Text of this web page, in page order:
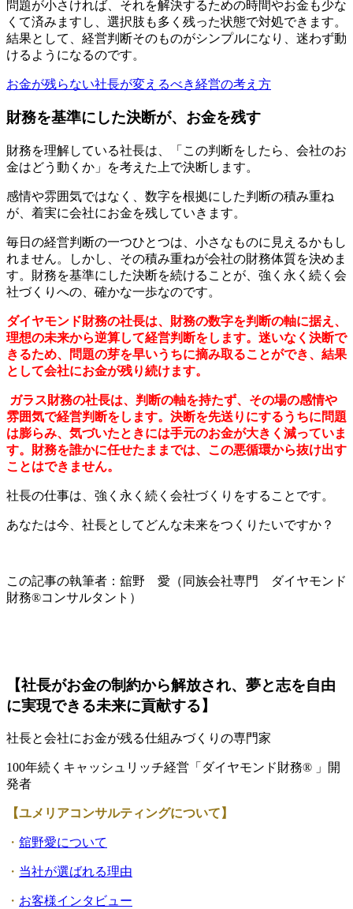
問題が小さければ、それを解決するための時間やお金も少な
くて済みますし、選択肢も多く残った状態で対処できます。
結果として、経営判断そのものがシンプルになり、迷わず動
けるようになるのです。
お金が残らない社長が変えるべき経営の考え方
財務を基準にした決断が、お金を残す
財務を理解している社長は、「この判断をしたら、会社のお
金はどう動くか」を考えた上で決断します。
感情や雰囲気ではなく、数字を根拠にした判断の積み重ね
が、着実に会社にお金を残していきます。
毎日の経営判断の一つひとつは、小さなものに見えるかもし
れません。しかし、その積み重ねが会社の財務体質を決めま
す。財務を基準にした決断を続けることが、強く永く続く会
社づくりへの、確かな一歩なのです。
ダイヤモンド財務の社長は、財務の数字を判断の軸に据え、
理想の未来から逆算して経営判断をします。迷いなく決断で
きるため、問題の芽を早いうちに摘み取ることができ、結果
として会社にお金が残り続けます。
ガラス財務の社長は、判断の軸を持たず、その場の感情や
雰囲気で経営判断をします。決断を先送りにするうちに問題
は膨らみ、気づいたときには手元のお金が大きく減っていま
す。財務を誰かに任せたままでは、この悪循環から抜け出す
ことはできません。
社長の仕事は、強く永く続く会社づくりをすることです。
あなたは今、社長としてどんな未来をつくりたいですか？
この記事の執筆者：舘野 愛（同族会社専門 ダイヤモンド
財務®コンサルタント）
【社長がお金の制約から解放され、夢と志を自由
に実現できる未来に貢献する】
社長と会社にお金が残る仕組みづくりの専門家
100年続くキャッシュリッチ経営「ダイヤモンド財務® 」開
発者
【ユメリアコンサルティングについて】
・ 舘野愛について
・ 当社が選ばれる理由
・ お客様インタビュー